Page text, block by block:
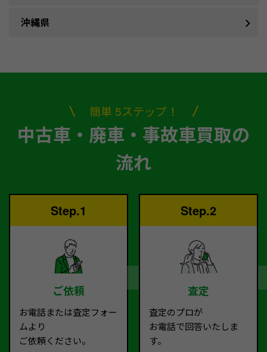
沖縄県
簡単 5ステップ！
中古車・廃車・事故車買取の
流れ
Step.1
ご依頼
お電話または査定フォー
ムより
ご依頼ください。
Step.2
査定
査定のプロが
お電話で回答いたしま
す。